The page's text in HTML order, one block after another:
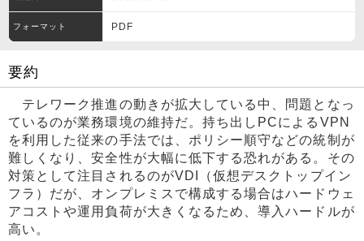
フォーマット PDF
要約
テレワーク推進の動きが拡大している中、問題となっ
ているのが業務環境の維持だ。持ち出しPCによるVPN
を利用した従来の手法では、ポリシー順守などの統制が
難しくなり、安全性が大幅に低下する恐れがある。その
対策として注目されるのがVDI（仮想デスクトップイン
フラ）だが、オンプレミスで構成する場合はハードウェ
アコストや運用負荷が大きくなるため、導入ハードルが
高い。